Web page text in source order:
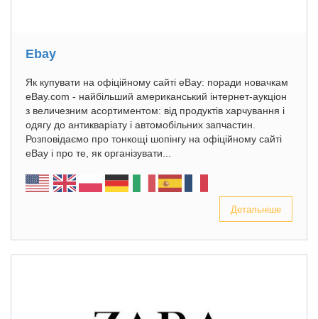
Ebay
Як купувати на офіційному сайті eBay: поради новачкам
eBay.com - найбільший американський інтернет-аукціон
з величезним асортиментом: від продуктів харчування і
одягу до антикваріату і автомобільних запчастин.
Розповідаємо про тонкощі шопінгу на офіційному сайті
eBay і про те, як організувати...
Детальніше